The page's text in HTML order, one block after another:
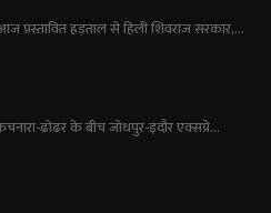
प्रस्तावित हड़ताल से हिली शिवराज सरकार,...
ढोढर के बीच जोधपुर-इंदौर एक्सप्रे...